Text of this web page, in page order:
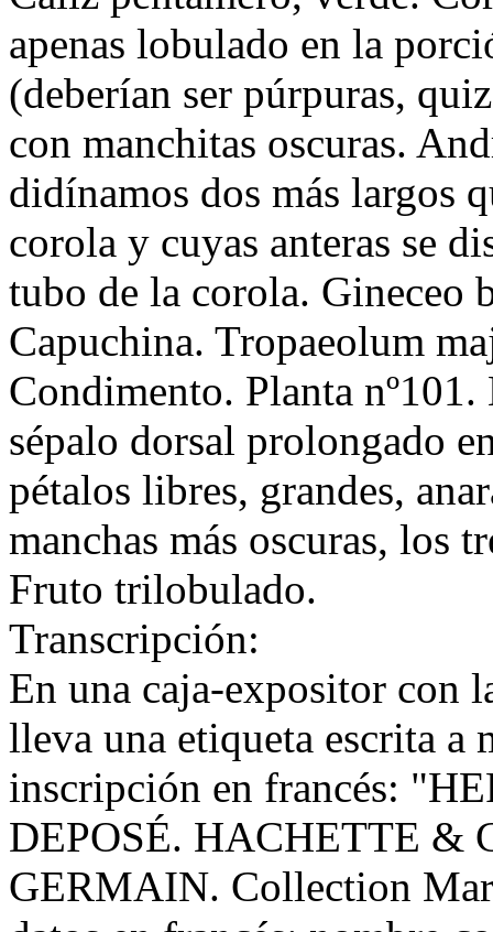
apenas lobulado en la
(deberían ser púrpuras,
con manchitas oscuras.
didínamos dos más largos
corola y cuyas anteras se
tubo de la corola. Gineceo
Capuchina. Tropaeolum
Condimento. Planta
sépalo dorsal prolongado
pétalos libres, grandes,
manchas más oscuras, los
Fruto trilobulado.
Transcripción:
En una caja-expositor con
lleva una etiqueta escrita a
inscripción en francés:
DEPOSÉ. HACHETTE &
GERMAIN. Collection